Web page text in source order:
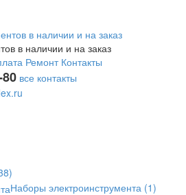
в наличии и на заказ
Ремонт Контакты
все контакты
Наборы электроинструмента (1)